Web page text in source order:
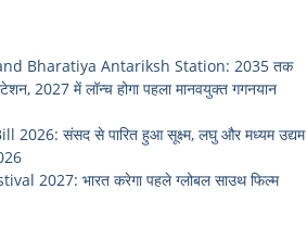
Bharatiya Antariksh Station: 2035 तक
2027 में लॉन्च होगा पहला मानवयुक्त गगनयान
संसद से पारित हुआ सूक्ष्म, लघु और मध्यम उद्यम
2027: भारत करेगा पहले ग्लोबल साउथ फिल्म